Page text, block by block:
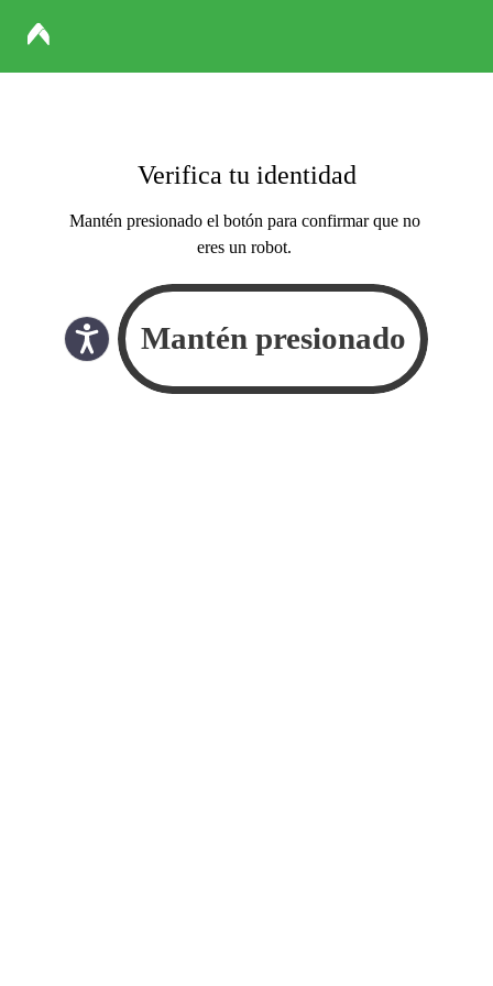
Verifica tu identidad
Mantén presionado el botón para confirmar que no
eres un robot.